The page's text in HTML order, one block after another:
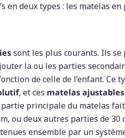
en deux types : les matelas
sont les plus courants. Ils
la ou les parties
de celle de l’enfant. Ce
, et ces matelas ajustables
partie principale du matelas
ou deux autres parties de 30
ensemble par un